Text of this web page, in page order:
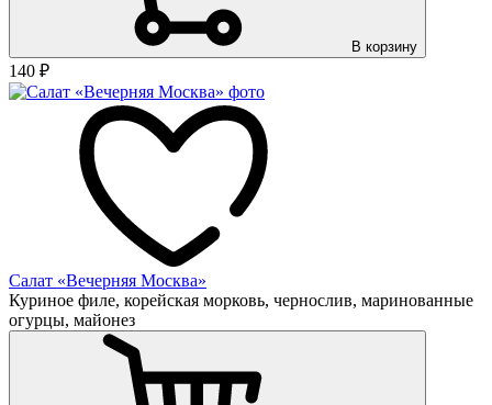
В корзину
140 ₽
Салат «Вечерняя Москва»
Куриное филе, корейская морковь, чернослив, маринованные
огурцы, майонез